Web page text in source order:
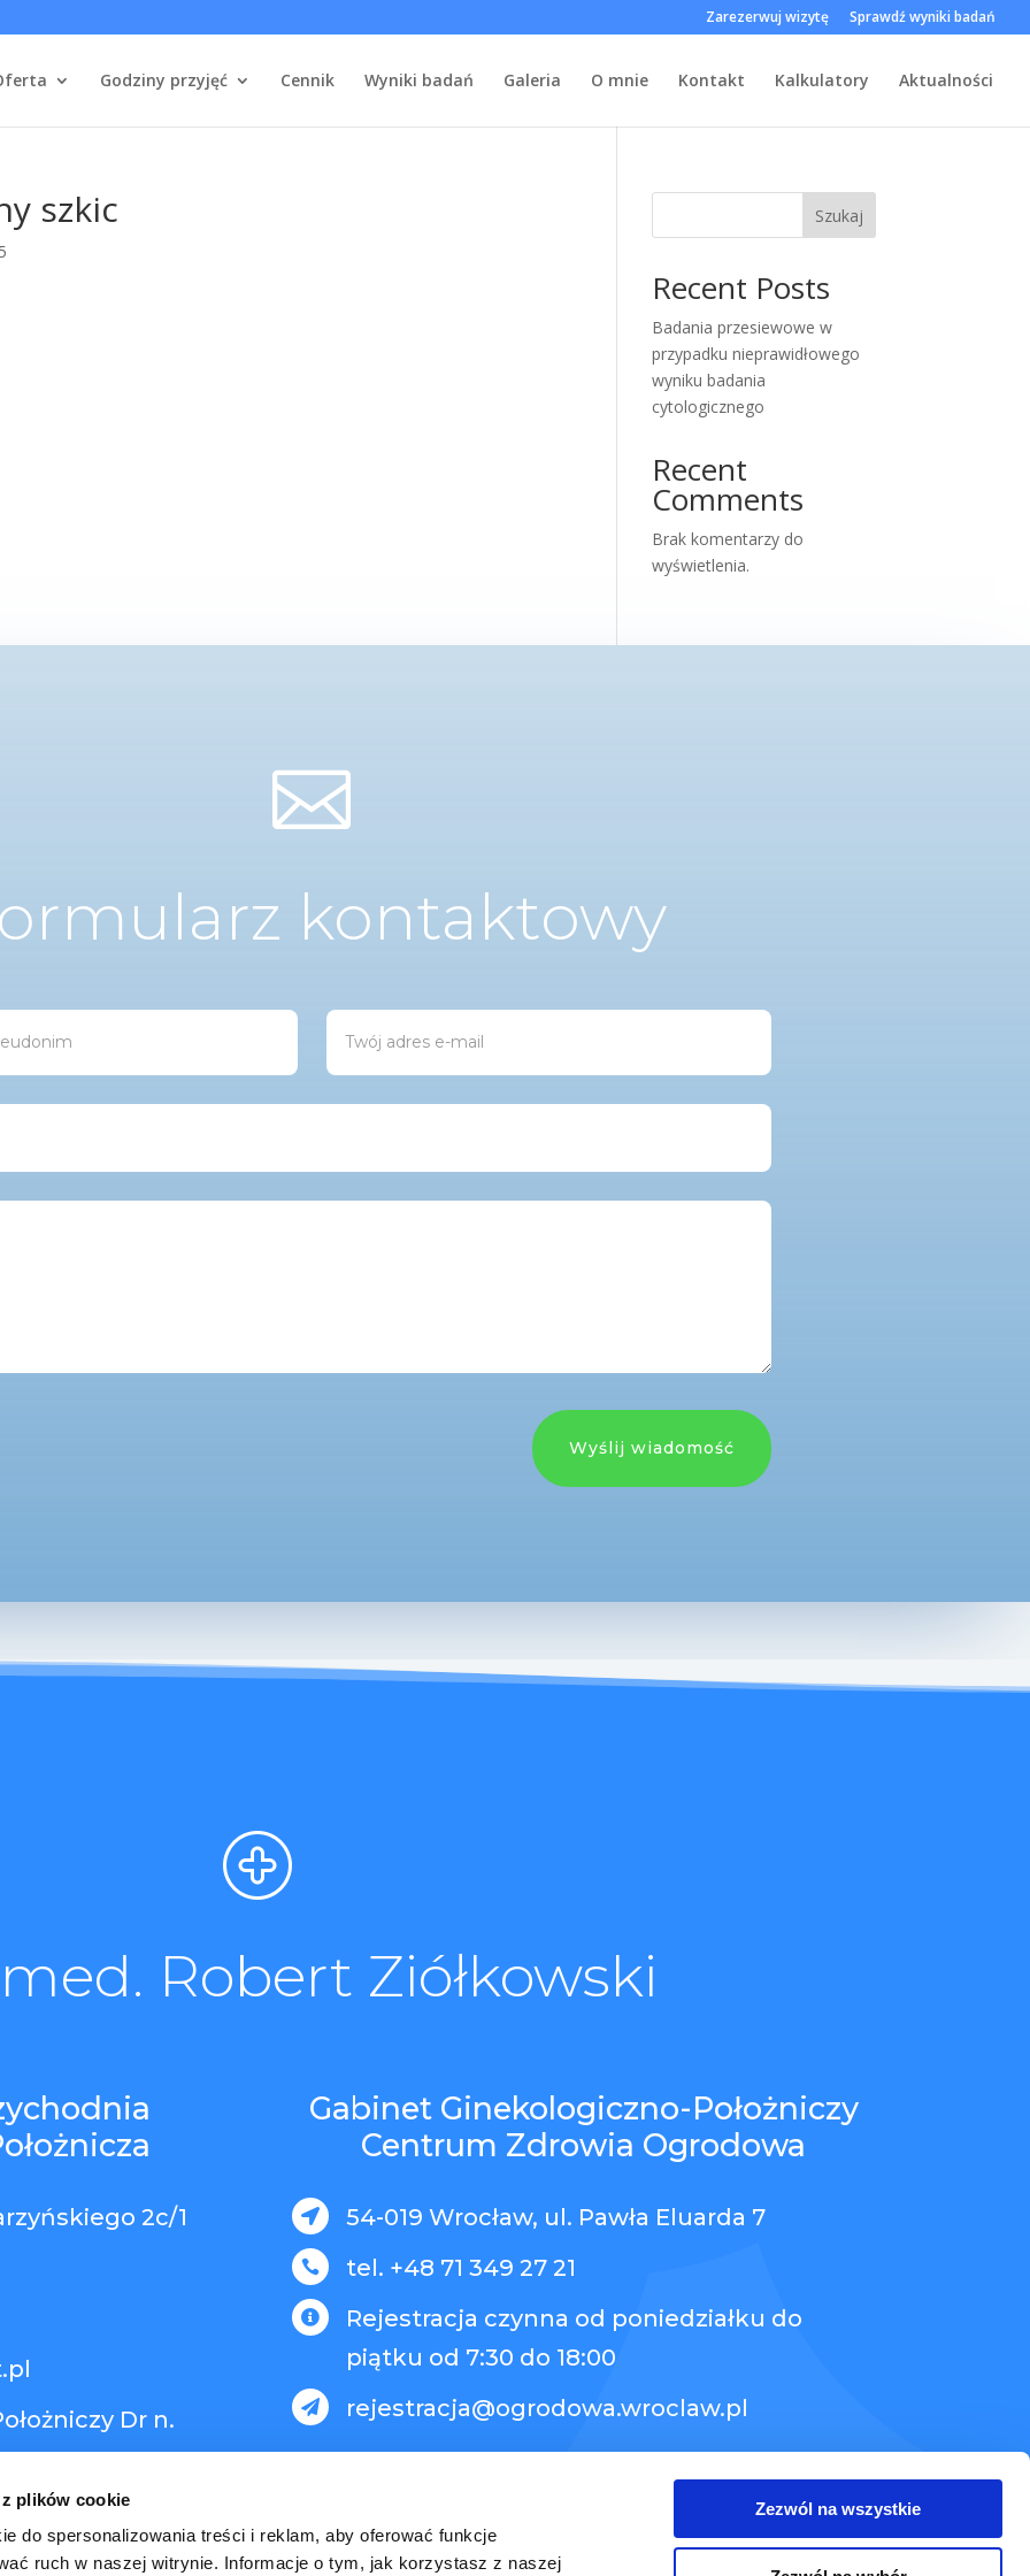
plików cookie
do spersonalizowania treści i reklam, aby oferować funkcje
ruch w naszej witrynie. Informacje o tym, jak korzystasz z naszej
Zezwól na wszystkie
Zarezerwuj wizytę Sprawdź wyniki badań
Godziny przyjęć Cennik Wyniki badań Galeria O mnie Kontakt Kalkulatory Aktualności
szkic Szukaj
Recent Posts
Badania przesiewowe w
przypadku nieprawidłowego
wyniku badania
cytologicznego
Recent
Comments
Brak komentarzy do
wyświetlenia.

kontaktowy
Wyślij wiadomość
Robert Ziółkowski
2c/1
Dr n.
Gabinet Ginekologiczno-Położniczy
Centrum Zdrowia Ogrodowa
 54-019 Wrocław, ul. Pawła Eluarda 7
 tel. +48 71 349 27 21

Rejestracja czynna od poniedziałku do
piątku od 7:30 do 18:00
 rejestracja@ogrodowa.wroclaw.pl